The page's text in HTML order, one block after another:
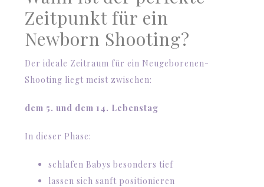
Zeitpunkt für ein
Newborn Shooting?
Der ideale Zeitraum für ein Neugeborenen-
Shooting liegt meist zwischen:
dem 5. und dem 14. Lebenstag
In dieser Phase:
schlafen Babys besonders tief
lassen sich sanft positionieren